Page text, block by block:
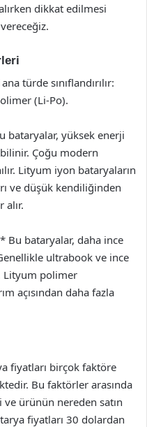
dikkat edilmesi
türde sınıflandırılır:
(Li-Po).
yüksek enerji
Çoğu modern
Lityum iyon bataryaların
ve düşük kendiliğinden
alır.
bataryalar, daha ince
ultrabook ve ince
Lityum polimer
açısından daha fazla
fiyatları birçok faktöre
Bu faktörler arasında
ürünün nereden satın
fiyatları 30 dolardan